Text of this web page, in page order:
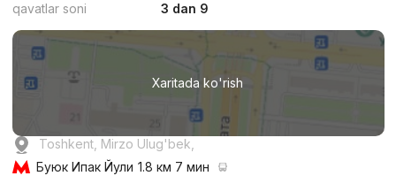
qavatlar soni
3 dan 9
Xaritada ko'rish
Toshkent, Mirzo Ulug'bek,
Буюк Ипак Йули 1.8 км 7 мин